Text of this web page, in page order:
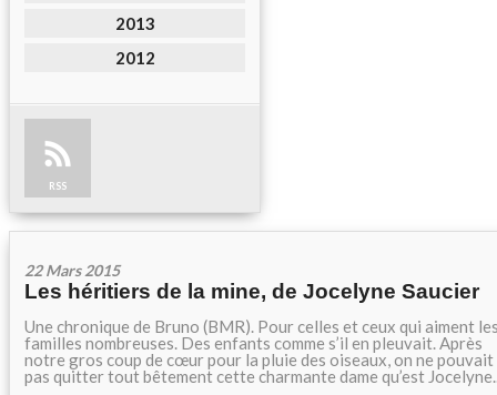
2013
2012
RSS
22 Mars 2015
Les héritiers de la mine, de Jocelyne Saucier
Une chronique de Bruno (BMR). Pour celles et ceux qui aiment
familles nombreuses. Des enfants comme s’il en pleuvait. Après
notre gros coup de cœur pour la pluie des oiseaux, on ne pouvait
pas quitter tout bêtement cette charmante dame qu’est